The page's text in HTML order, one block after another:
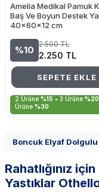
Amelia Medikal Pamuk
Baş Ve Boyun Destek
40x60x12 cm
%10
2.500TL
2.250 TL
SEPETE EKLE
2 Ürüne %15 • 3 Ürüne %20
Ürüne %30
Boncuk Elyaf Dolgulu
Rahatlığınız
Yastıklar